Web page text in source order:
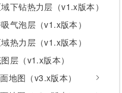
下钻热力层（v1.x版本）
气泡层（v1.x版本）
热力层（v1.x版本）
层（v1.x版本）
地图（v3.x版本）